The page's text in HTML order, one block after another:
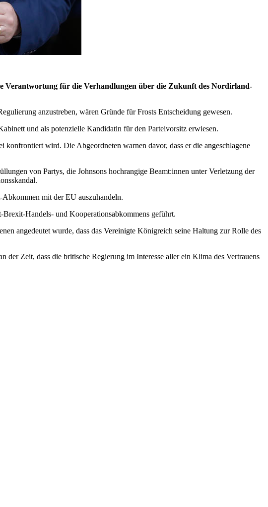
Verantwortung für die Verhandlungen über die Zukunft des Nordirland-
anzustreben, wären Gründe für Frosts Entscheidung gewesen.
und als potenzielle Kandidatin für den Parteivorsitz erwiesen.
wird. Die Abgeordneten warnen davor, dass er die angeschlagene
von Partys, die Johnsons hochrangige Beamt:innen unter Verletzung der
mit der EU auszuhandeln.
Handels- und Kooperationsabkommens geführt.
angedeutet wurde, dass das Vereinigte Königreich seine Haltung zur Rolle des
der Zeit, dass die britische Regierung im Interesse aller ein Klima des Vertrauens